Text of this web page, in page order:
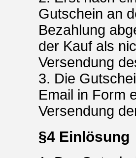
Gutschein an
Bezahlung
der Kauf als
Versendung
3. Die
Email in Form
Versendung
§4 Einlösung